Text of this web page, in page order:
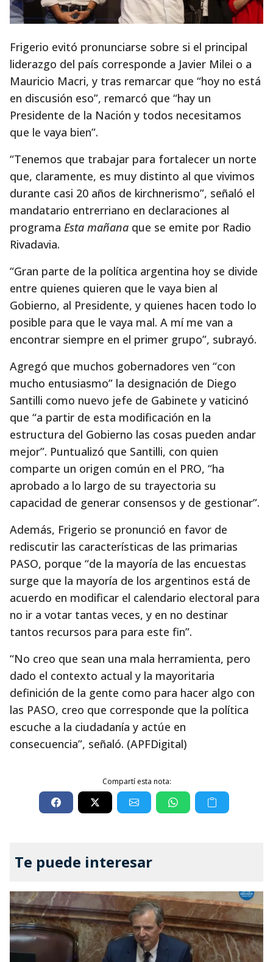
Frigerio evitó pronunciarse sobre si el principal
liderazgo del país corresponde a Javier Milei o a
Mauricio Macri, y tras remarcar que “hoy no está
en discusión eso”, remarcó que “hay un
Presidente de la Nación y todos necesitamos
que le vaya bien”.
“Tenemos que trabajar para fortalecer un norte
que, claramente, es muy distinto al que vivimos
durante casi 20 años de kirchnerismo”, señaló el
mandatario entrerriano en declaraciones al
programa Esta mañana que se emite por Radio
Rivadavia.
“Gran parte de la política argentina hoy se divide
entre quienes quieren que le vaya bien al
Gobierno, al Presidente, y quienes hacen todo lo
posible para que le vaya mal. A mí me van a
encontrar siempre en el primer grupo”, subrayó.
Agregó que muchos gobernadores ven “con
mucho entusiasmo” la designación de Diego
Santilli como nuevo jefe de Gabinete y vaticinó
que “a partir de esta modificación en la
estructura del Gobierno las cosas pueden andar
mejor”. Puntualizó que Santilli, con quien
comparte un origen común en el PRO, “ha
aprobado a lo largo de su trayectoria su
capacidad de generar consensos y de gestionar”.
Además, Frigerio se pronunció en favor de
rediscutir las características de las primarias
PASO, porque “de la mayoría de las encuestas
surge que la mayoría de los argentinos está de
acuerdo en modificar el calendario electoral para
no ir a votar tantas veces, y en no destinar
tantos recursos para para este fin”.
“No creo que sean una mala herramienta, pero
dado el contexto actual y la mayoritaria
definición de la gente como para hacer algo con
las PASO, creo que corresponde que la política
escuche a la ciudadanía y actúe en
consecuencia”, señaló. (APFDigital)
Compartí esta nota:
Te puede interesar